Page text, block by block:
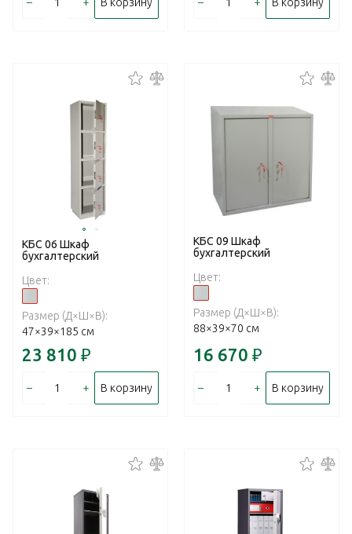
КБС 06 Шкаф
бухгалтерский
Цвет:
Размер (Д×Ш×В):
47×39×185 см
23 810 ₽
– + В корзину
КБС 09 Шкаф
бухгалтерский
Цвет:
Размер (Д×Ш×В):
88×39×70 см
16 670 ₽
– + В корзину